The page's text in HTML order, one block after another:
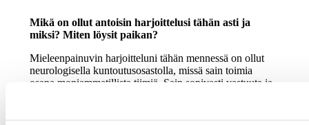
Mikä on ollut antoisin harjoittelusi tähän asti ja
miksi? Miten löysit paikan?
Mieleenpainuvin harjoitteluni tähän mennessä on ollut
neurologisella kuntoutusosastolla, missä sain toimia
osana moniammatillista tiimiä. Sain sopivasti vastuuta ja